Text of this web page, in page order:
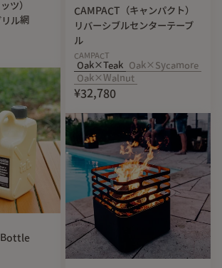
ツ）
ル網
CAMPACT（キャンパクト）
リバーシブルセンターテーブ
ル
CAMPACT
Oak×Teak
Oak×Sycamore
Oak×Walnut
¥32,780